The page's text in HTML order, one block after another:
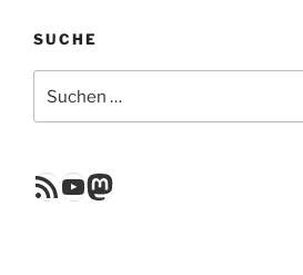
SUCHE
nach:
RSS FeedYouTube
Mastodon